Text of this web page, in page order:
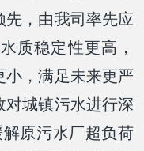
， 由我司率先应
质稳定性更高，
小，满足未来更严
对城镇污水进行深
原污水厂超负荷